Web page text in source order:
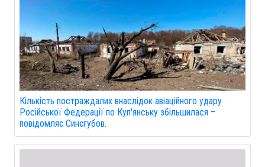
Кількість постраждалих внаслідок авіаційного удару
Російської Федерації по Куп'янську збільшилася –
повідомляє Синєгубов.